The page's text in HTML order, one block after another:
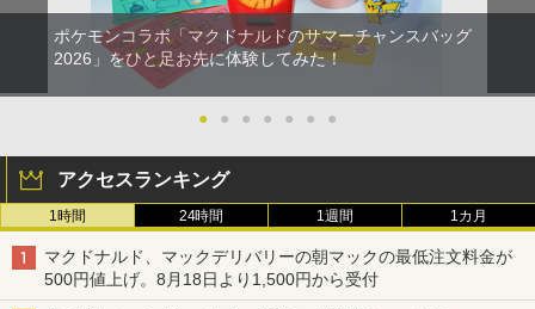
ポケモンコラボ「マクドナルドのサマーチャンスバッグ
2026」をひと足お先に体験してみた！
● ● ● ● ● ● ●
アクセスランキング
1時間 24時間 1週間 1カ月
マクドナルド、マックデリバリーの朝マックの最低注文料金が
500円値上げ。8月18日より1,500円から受付